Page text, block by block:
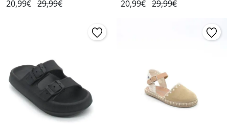
20,99€ 29,99€ 20,99€ 29,99€